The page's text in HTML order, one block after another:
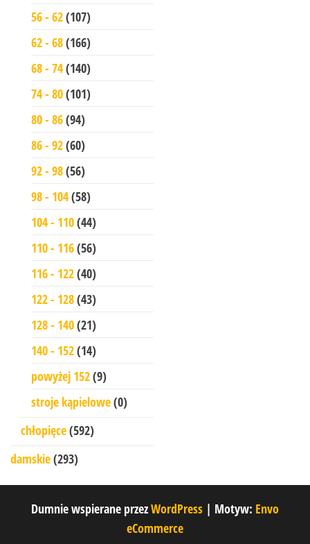
56 - 62(107)
62 - 68(166)
68 - 74(140)
74 - 80(101)
80 - 86(94)
86 - 92(60)
92 - 98(56)
98 - 104(58)
104 - 110(44)
110 - 116(56)
116 - 122(40)
122 - 128(43)
128 - 140(21)
140 - 152(14)
powyżej 152(9)
stroje kąpielowe(0)
chłopięce(592)
damskie(293)
Dumnie wspierane przezWordPress | Motyw: Envo
eCommerce